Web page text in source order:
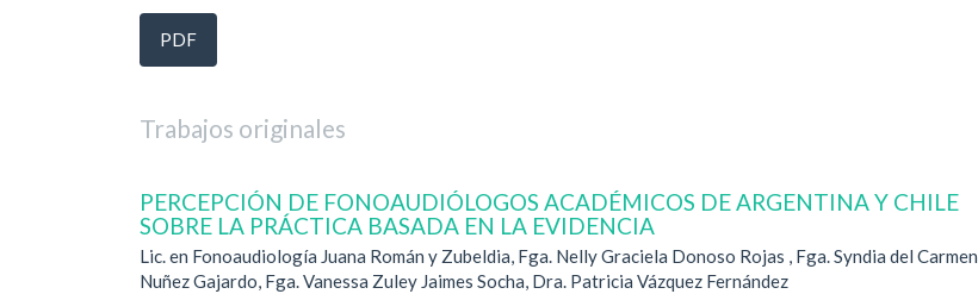
PDF
Trabajos originales
PERCEPCIÓN DE FONOAUDIÓLOGOS ACADÉMICOS DE ARGENTINA Y CHILE
SOBRE LA PRÁCTICA BASADA EN LA EVIDENCIA
Lic. en Fonoaudiología Juana Román y Zubeldia, Fga. Nelly Graciela Donoso Rojas , Fga. Syndia del Carmen
Nuñez Gajardo, Fga. Vanessa Zuley Jaimes Socha, Dra. Patricia Vázquez Fernández